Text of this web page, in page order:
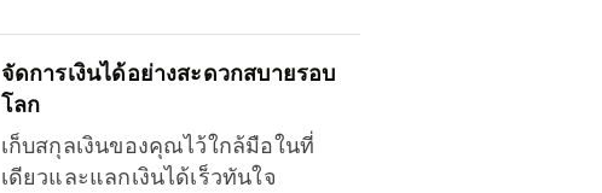
จัดการเงินได้อย่างสะดวกสบายรอบ
โลก
เก็บสกุลเงินของคุณไว้ใกล้มือในที่
เดียวและแลกเงินได้เร็วทันใจ